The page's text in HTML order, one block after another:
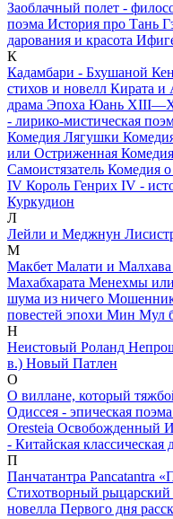
Заоблачный полет -
поэма История про Тань
дарования и красота
К
Кадамбари - Бхушаной
стихов и новелл Кирата и
драма Эпоха Юань
- лирико-мистическая
Комедия Лягушки
или Остриженная
Самоистязатель Комедия
IV Король Генрих IV -
Куркудион
Л
Лейли и Меджнун
М
Макбет Малати и Малхава
Махабхарата Менехмы
шума из ничего Мошенник
повестей эпохи Мин Мул
Н
Неистовый Роланд
в.) Новый Патлен
О
О виллане, который
Одиссея - эпическая поэма
Oresteia Освобожденный
- Китайская
П
Панчатантра Pancatantra
Стихотворный рыцарский
новелла Первого дня